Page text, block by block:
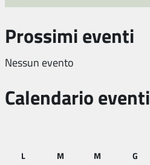
Prossimi eventi
Nessun evento
Calendario eventi
L M M G